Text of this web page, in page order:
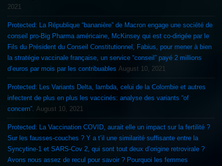
2021
Protected: La République “bananière” de Macron engage une société de
conseil pro-Big Pharma américaine, McKinsey qui est co-dirigée par le
Fils du Président du Conseil Constitutionnel, Fabius, pour mener à bien
la stratégie vaccinale française, un service “conseil” payé 2 millions
d’euros par mois par les contribuables August 10, 2021
Protected: Les Variants Delta, lambda, celui de la Colombie et autres
infectent de plus en plus les vaccinés: analyse des variants “of
concern”. August 10, 2021
Protected: La Vaccination COVID, aurait elle un impact sur la fertilité ?
Sur les fausses-couches ? Y a t’il une similarité suffisante entre la
Syncytine-1 et SARS-Cov 2, qui sont tout deux d’origine retrovirale ?
Avons nous assez de recul pour savoir ? Pourquoi les femmes